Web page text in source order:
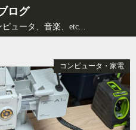
ログ
ュータ、音楽、etc...
コンピュータ・家電